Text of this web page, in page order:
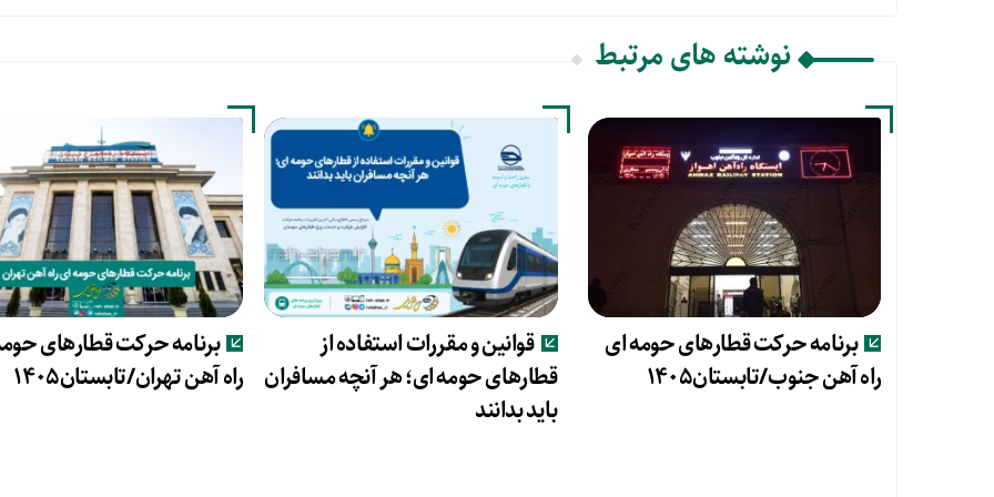
نوشته های مرتبط
برنامه حرکت قطارهای حومه ای
راه آهن جنوب/تابستان۱۴۰۵
قوانین و مقررات استفاده از
قطارهای حومه ای؛ هر آنچه مسافران
باید بدانند
برنامه حرکت قطارهای
راه آهن تهران/تابستان۱۴۰۵